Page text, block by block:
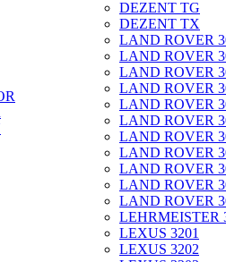
DEZENT TG
DEZENT TX
LAND ROVER
LAND ROVER
LAND ROVER
LAND ROVER
LAND ROVER
LAND ROVER
LAND ROVER
LAND ROVER
LAND ROVER
LAND ROVER
LAND ROVER
LEHRMEISTER
LEXUS 3201
LEXUS 3202